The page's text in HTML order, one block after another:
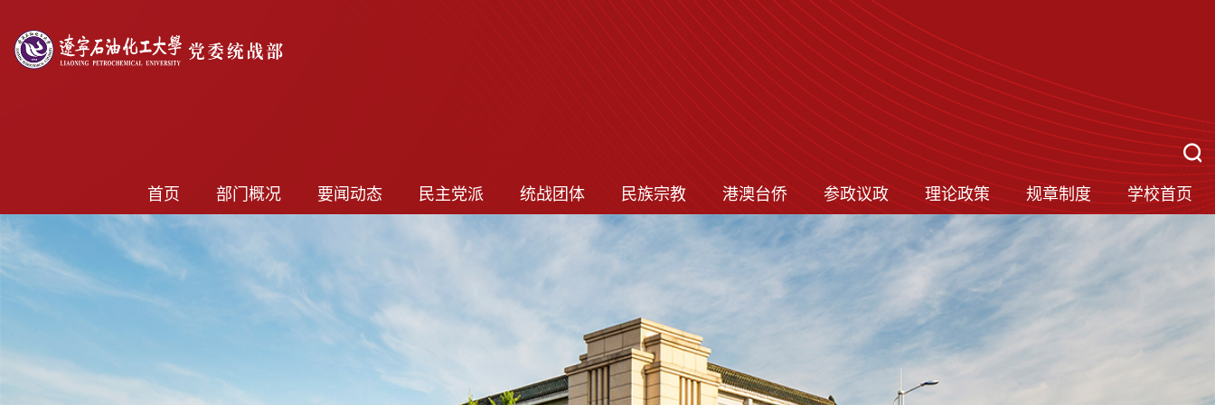
首页 部门概况 要闻动态 民主党派 统战团体 民族宗教 港澳台侨 参政议政 理论政策 规章制度 学校首页